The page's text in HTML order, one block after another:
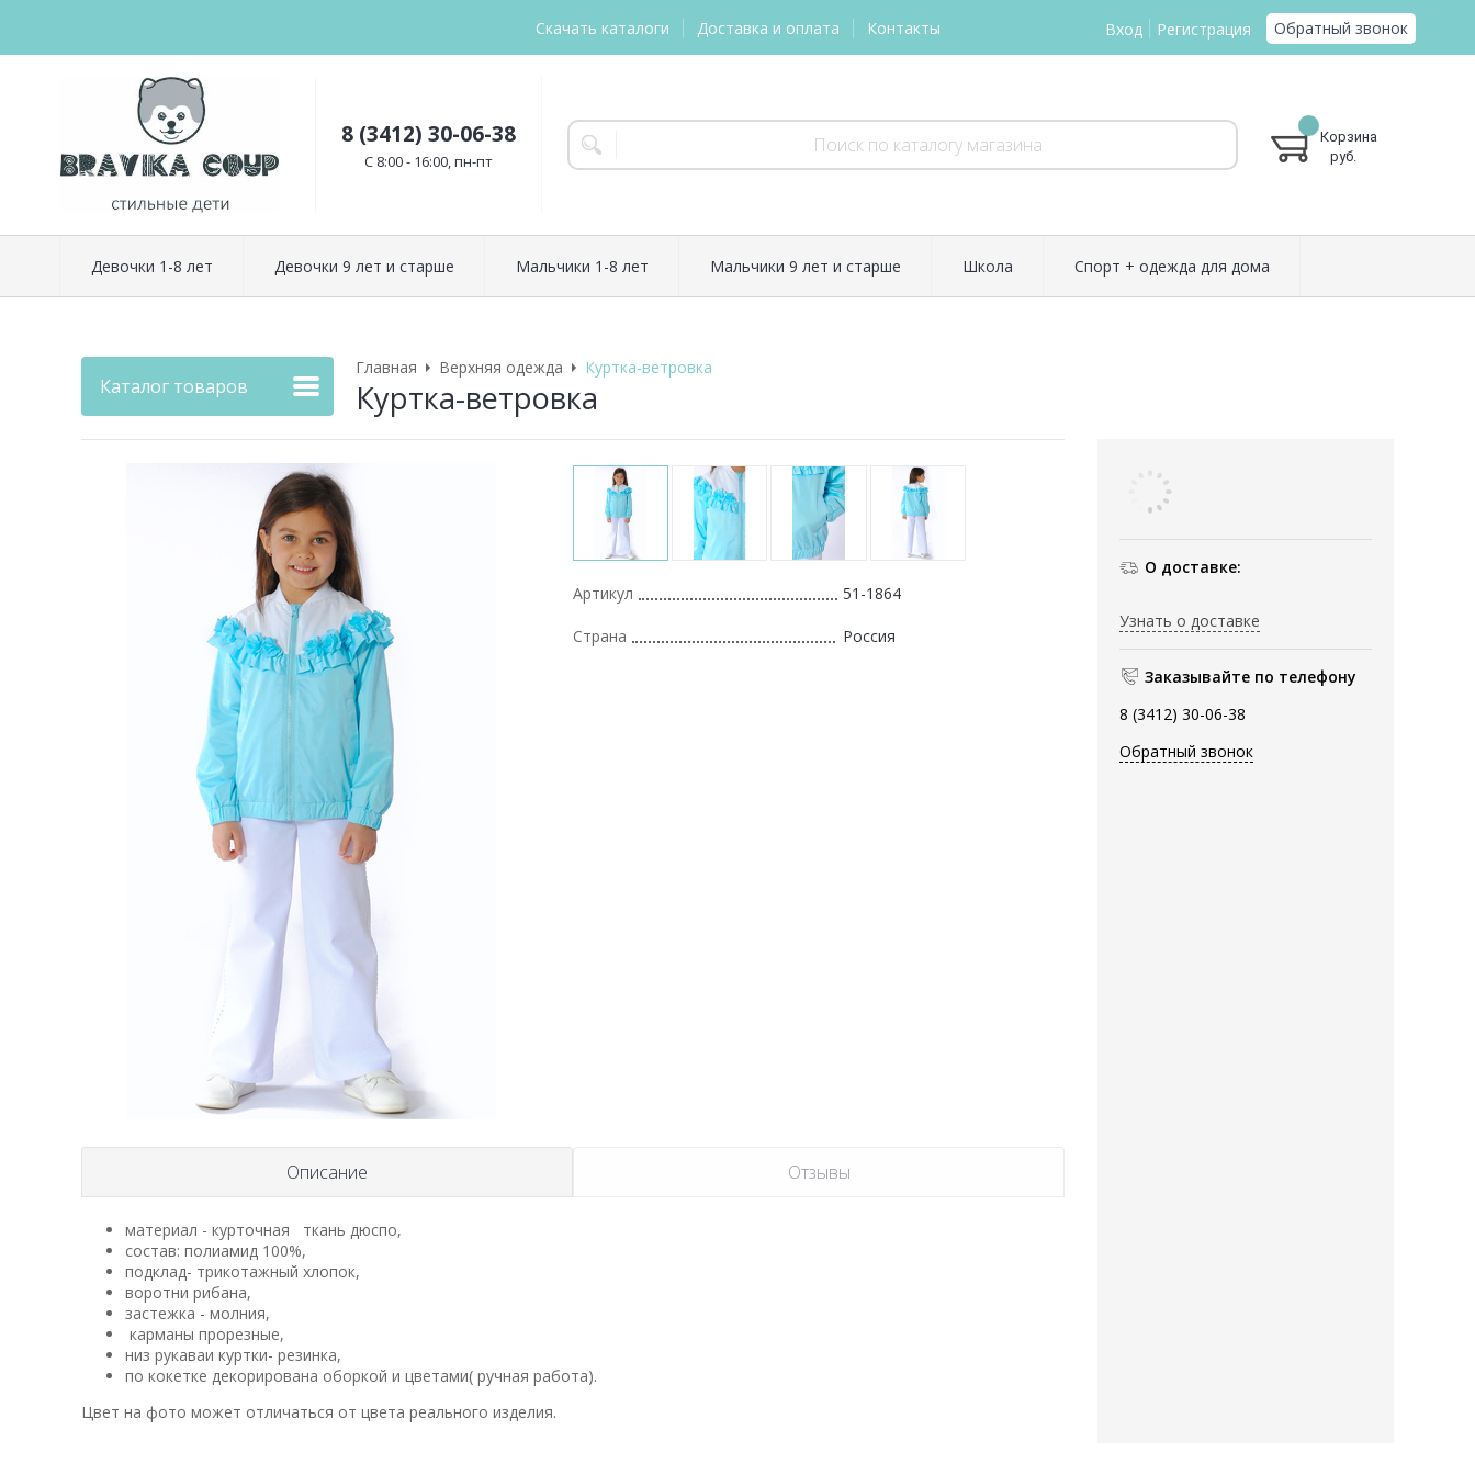
Скачать каталоги Доставка и оплата Контакты Вход Регистрация Обратный звонок
8 (3412) 30-06-38
C 8:00 - 16:00, пн-пт
Корзина
руб.
Девочки 1-8 лет Девочки 9 лет и старше Мальчики 1-8 лет Мальчики 9 лет и старше Школа Спорт + одежда для дома
Каталог товаров
Главная Верхняя одежда Куртка-ветровка
Куртка-ветровка
О доставке:
Узнать о доставке
Заказывайте по телефону
8 (3412) 30-06-38
Обратный звонок
Артикул 51-1864
Страна Россия
Описание Отзывы
материал - курточная ткань дюспо,
состав: полиамид 100%,
подклад- трикотажный хлопок,
воротни рибана,
застежка - молния,
карманы прорезные,
низ рукаваи куртки- резинка,
по кокетке декорирована оборкой и цветами( ручная работа).
Цвет на фото может отличаться от цвета реального изделия.